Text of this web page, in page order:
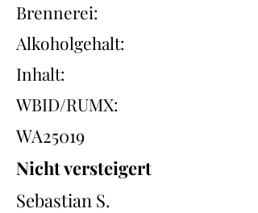
Brennerei:
Alkoholgehalt:
Inhalt:
WBID/RUMX:
WA25019
Nicht versteigert
Sebastian S.